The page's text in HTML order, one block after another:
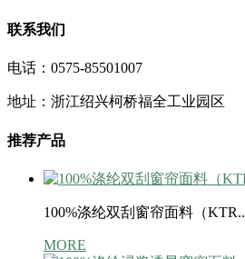
联系我们
电话：0575-85501007
地址：浙江绍兴柯桥福全工业园区
推荐产品
100%涤纶双刮窗帘面料（KTR..
MORE